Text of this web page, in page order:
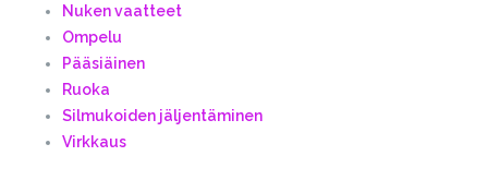
Nuken vaatteet
Ompelu
Pääsiäinen
Ruoka
Silmukoiden jäljentäminen
Virkkaus